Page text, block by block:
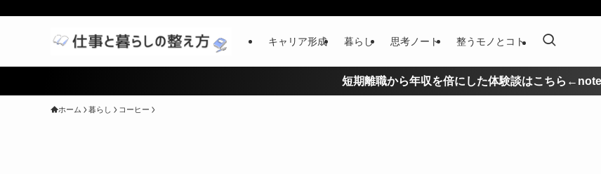
キャリア形成 暮らし 思考ノート 整うモノとコト
短期離職から年収を倍にした体験談はこちら←note
ホーム 暮らし コーヒー